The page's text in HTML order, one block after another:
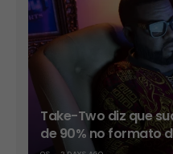
Take-Two diz que
de 90% no formato